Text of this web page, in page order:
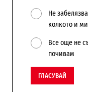
Не
колкото и
Все още не
почивам
ГЛАСУВАЙ